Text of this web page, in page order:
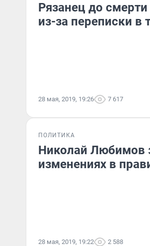
Рязанец до
из-за переписки в
28 мая, 2019, 19:26 7 617
ПОЛИТИКА
Николай Любимов
изменениях в
28 мая, 2019, 19:22 2 588